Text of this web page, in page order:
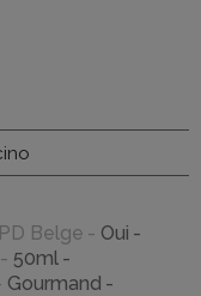
Belge
Oui
50ml
Gourmand